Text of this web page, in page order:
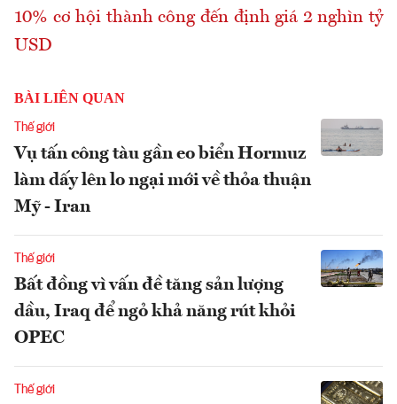
10% cơ hội thành công đến định giá 2 nghìn tỷ
USD
BÀI LIÊN QUAN
Thế giới
Vụ tấn công tàu gần eo biển Hormuz
làm dấy lên lo ngại mới về thỏa thuận
Mỹ - Iran
Thế giới
Bất đồng vì vấn đề tăng sản lượng
dầu, Iraq để ngỏ khả năng rút khỏi
OPEC
Thế giới